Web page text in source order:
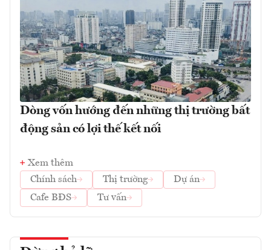
Dòng vốn hướng đến những thị trường bất
động sản có lợi thế kết nối
Xem thêm
Chính sách
Thị trường
Dự án
Cafe BĐS
Tư vấn